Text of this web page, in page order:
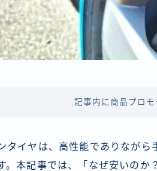
記事内に商品プロ
タイヤは、高性能でありなが
。本記事では、「なぜ安いの